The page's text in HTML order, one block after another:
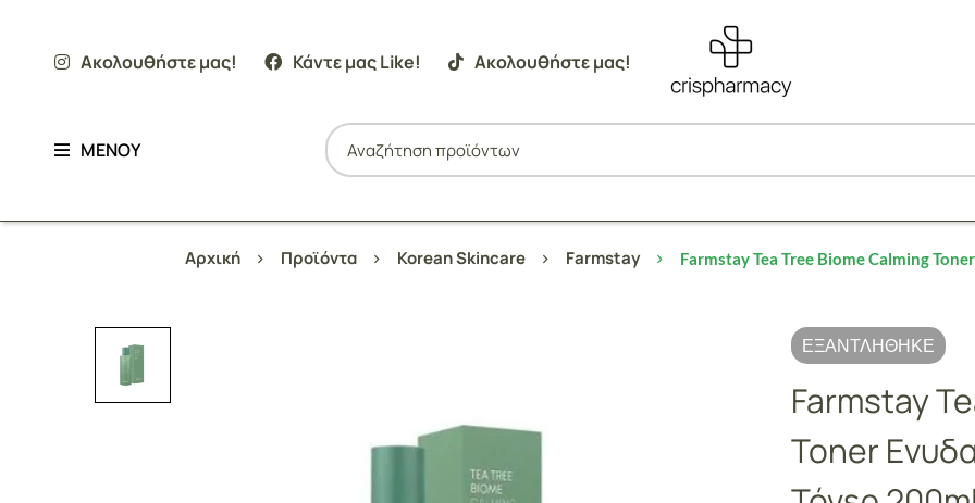
ΜΕΝΟΥ
Ακολουθήστε μας! Κάντε μας Like! Ακολουθήστε μας!
Αρχική Προϊόντα Korean Skincare Farmstay Farmstay Tea Tree Biome Calming
ΕΞΑΝΤΛΉΘΗΚΕ
Farmstay
Toner